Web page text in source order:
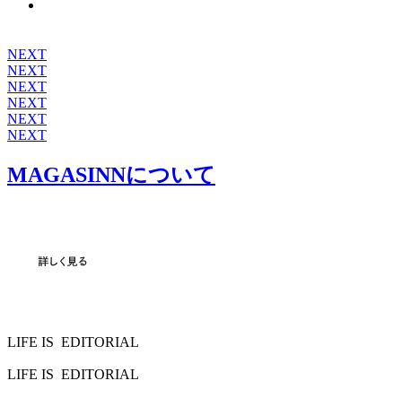
NEXT
NEXT
NEXT
NEXT
NEXT
NEXT
MAGASINNについて
LIFE IS EDITORIAL
LIFE IS EDITORIAL